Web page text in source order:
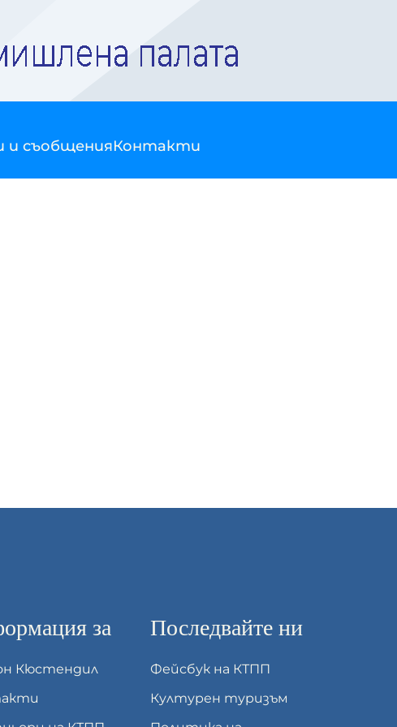
и съобщенияКонтакти
за
Кюстендил
Последвайте ни
Фейсбук на КТПП
Културен туризъм